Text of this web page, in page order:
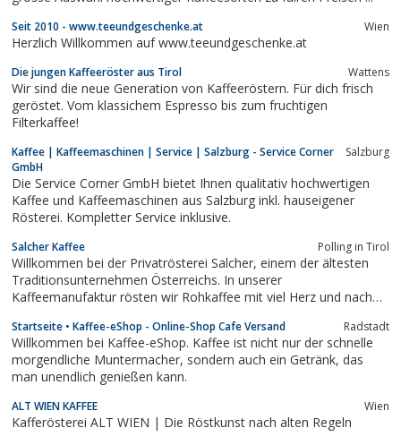
Seit 2010 - www.teeundgeschenke.at Wien
Herzlich Willkommen auf www.teeundgeschenke.at
Die jungen Kaffeeröster aus Tirol Wattens
Wir sind die neue Generation von Kaffeeröstern. Für dich frisch
geröstet. Vom klassichem Espresso bis zum fruchtigen
Filterkaffee!
Kaffee | Kaffeemaschinen | Service | Salzburg - Service Corner
GmbH
Salzburg
Die Service Corner GmbH bietet Ihnen qualitativ hochwertigen
Kaffee und Kaffeemaschinen aus Salzburg inkl. hauseigener
Rösterei. Kompletter Service inklusive.
Salcher Kaffee Polling in Tirol
Willkommen bei der Privatrösterei Salcher, einem der ältesten
Traditionsunternehmen Österreichs. In unserer
Kaffeemanufaktur rösten wir Rohkaffee mit viel Herz und nach
Startseite • Kaffee-eShop - Online-Shop Cafe Versand Radstadt
Willkommen bei Kaffee-eShop. Kaffee ist nicht nur der schnelle
morgendliche Muntermacher, sondern auch ein Getränk, das
man unendlich genießen kann.
ALT WIEN KAFFEE Wien
Kafferösterei ALT WIEN | Die Röstkunst nach alten Regeln